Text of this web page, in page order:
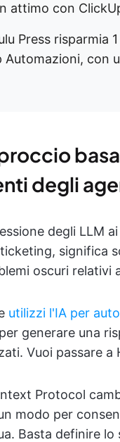
attimo con
Press risparmia
Automazioni, con
degli
degli LLM
significa
oscuri
utilizzi l'IA per
generare una
Vuoi passare a
Protocol
modo per
Basta definire